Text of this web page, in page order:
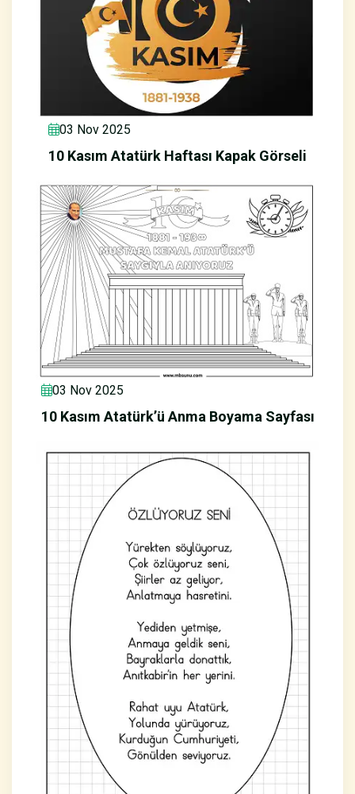
03 Nov 2025
10 Kasım Atatürk Haftası Kapak Görseli
03 Nov 2025
10 Kasım Atatürk’ü Anma Boyama Sayfası